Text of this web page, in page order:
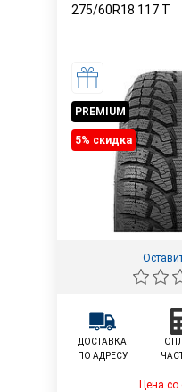
275/60R18 117 T
PREMIUM
5% cкидка
ДОСТАВКА
ПО АДРЕСУ
Цена со